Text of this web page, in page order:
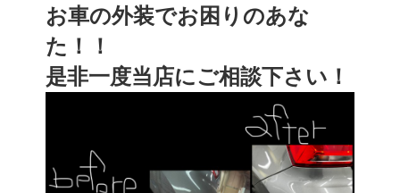
お車の外装でお困りのあな
た！！
是非一度当店にご相談下さい！